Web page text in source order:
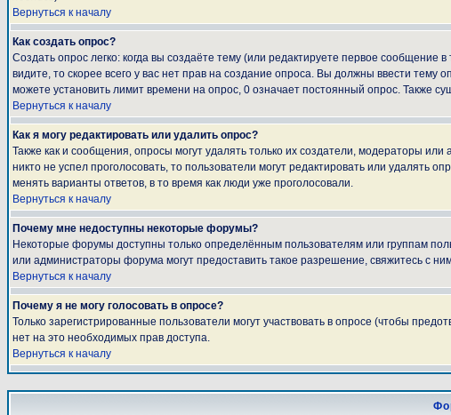
Вернуться к началу
Как создать опрос?
Создать опрос легко: когда вы создаёте тему (или редактируете первое
видите, то скорее всего у вас нет прав на создание опроса. Вы должны ввести тему
можете установить лимит времени на опрос, 0 означает постоянный опрос. Также
Вернуться к началу
Как я могу редактировать или удалить опрос?
Также как и сообщения, опросы могут удалять только их создатели, модераторы
никто не успел проголосовать, то пользователи могут редактировать или удалять
менять варианты ответов, в то время как люди уже проголосовали.
Вернуться к началу
Почему мне недоступны некоторые форумы?
Некоторые форумы доступны только определённым пользователям или группам
или администраторы форума могут предоставить такое разрешение, свяжитесь с
Вернуться к началу
Почему я не могу голосовать в опросе?
Только зарегистрированные пользователи могут участвовать в опросе (чтобы
нет на это необходимых прав доступа.
Вернуться к началу